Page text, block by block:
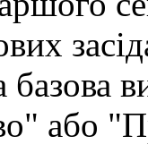
базова
або